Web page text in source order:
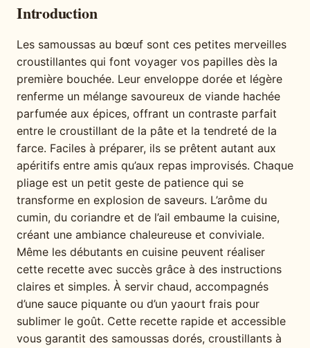
Introduction
Les samoussas au bœuf sont ces petites merveilles
croustillantes qui font voyager vos papilles dès la
première bouchée. Leur enveloppe dorée et légère
renferme un mélange savoureux de viande hachée
parfumée aux épices, offrant un contraste parfait
entre le croustillant de la pâte et la tendreté de la
farce. Faciles à préparer, ils se prêtent autant aux
apéritifs entre amis qu’aux repas improvisés. Chaque
pliage est un petit geste de patience qui se
transforme en explosion de saveurs. L’arôme du
cumin, du coriandre et de l’ail embaume la cuisine,
créant une ambiance chaleureuse et conviviale.
Même les débutants en cuisine peuvent réaliser
cette recette avec succès grâce à des instructions
claires et simples. À servir chaud, accompagnés
d’une sauce piquante ou d’un yaourt frais pour
sublimer le goût. Cette recette rapide et accessible
vous garantit des samoussas dorés, croustillants à